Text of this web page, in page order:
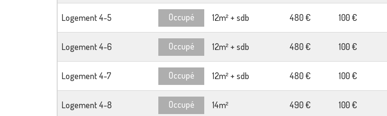
Logement 4-5 Occupé 12m² + sdb 480 € 100 €
Logement 4-6 Occupé 12m² + sdb 480 € 100 €
Logement 4-7 Occupé 12m² + sdb 480 € 100 €
Logement 4-8 Occupé 14m² 490 € 100 €